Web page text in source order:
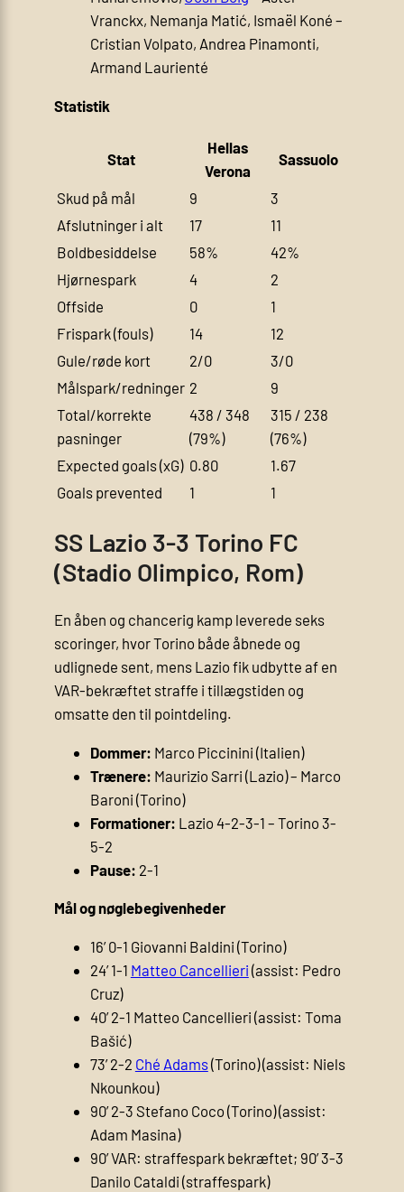
Vranckx, Nemanja Matić, Ismaël Koné –
Cristian Volpato, Andrea Pinamonti,
Armand Laurienté
Statistik
Stat
Hellas
Verona
Sassuolo
Skud på mål 9
3
Afslutninger i alt
17
11
Boldbesiddelse
58%
42%
Hjørnespark
4
2
Offside
0
1
Frispark (fouls)
14
12
Gule/røde kort
2/0
3/0
Målspark/redninger 2
9
Total/korrekte
pasninger
438 / 348
(79%)
315 / 238
(76%)
Expected goals (xG) 0.80
1.67
Goals prevented
1 1
SS Lazio 3-3 Torino FC
(Stadio Olimpico, Rom)
En åben og chancerig kamp leverede seks
scoringer, hvor Torino både åbnede og
udlignede sent, mens Lazio fik udbytte af en
VAR-bekræftet straffe i tillægstiden og
omsatte den til pointdeling.
Dommer: Marco Piccinini (Italien)
Trænere: Maurizio Sarri (Lazio) – Marco
Baroni (Torino)
Formationer: Lazio 4-2-3-1 – Torino 3-
5-2
Pause: 2-1
Mål og nøglebegivenheder
16’ 0-1 Giovanni Baldini (Torino)
24’ 1-1 Matteo Cancellieri (assist: Pedro
Cruz)
40’ 2-1 Matteo Cancellieri (assist: Toma
Bašić)
73’ 2-2 Ché Adams(Torino) (assist: Niels
Nkounkou)
90’ 2-3 Stefano Coco (Torino) (assist:
Adam Masina)
90’ VAR: straffespark bekræftet; 90’ 3-3
Danilo Cataldi (straffespark)